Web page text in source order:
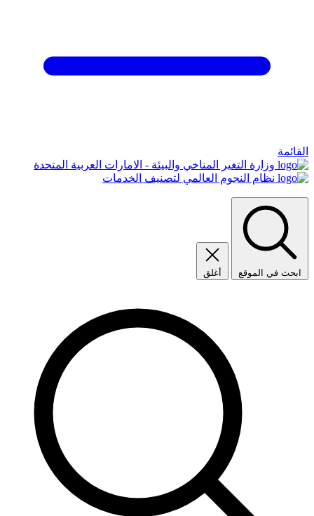
القائمة
وزارة التغير المناخي والبيئة - الامارات العربية المتحدة
نظام النجوم العالمي لتصنيف الخدمات
ابحث في الموقع أغلق